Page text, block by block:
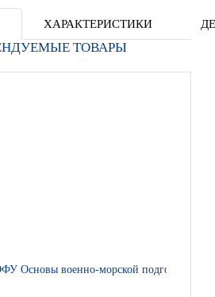
ХАРАКТЕРИСТИКИ
ТОВАРЫ
Основы военно-морской подготовки.